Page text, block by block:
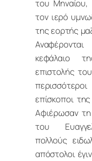
του Μηναίου,
τον ιερό
της εορτής
κεφάλαιο
επιστολής
επίσκοποι
Αφιέρωσαν
του
πολλούς
απόστολοι